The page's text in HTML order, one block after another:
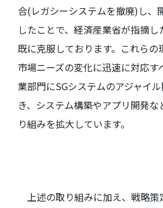
合(レガシーシステムを撤廃)し、
したことで、経済産業省が指摘し
既に克服しております。これらの
市場ニーズの変化に迅速に対応す
業部門にSGシステムのアジャイ
き、システム構築やアプリ開発
り組みを拡大しています。
上述の取り組みに加え、戦略策